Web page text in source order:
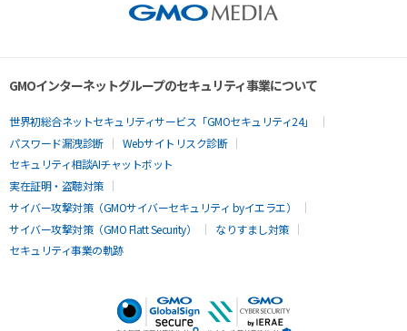
GMOインターネットグループのセキュリティ事業について
世界初総合ネットセキュリティサービス「GMOセキュリティ24」
パスワード漏洩診断
Webサイトリスク診断
セキュリティ相談AIチャットボット
実在証明・盗聴対策
サイバー攻撃対策（GMOサイバーセキュリティ byイエラエ）
サイバー攻撃対策（GMO Flatt Security）
なりすまし対策
セキュリティ事業の軌跡